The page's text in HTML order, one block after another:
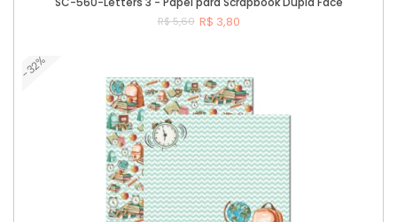
R$ 5,60 R$ 3,80
-32%